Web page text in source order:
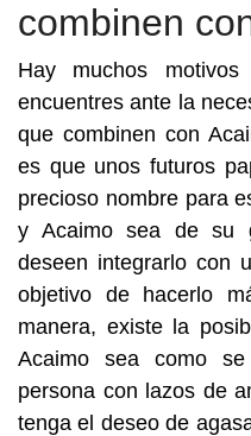
combinen
Hay muchos
encuentres ante la
que combinen con
es que unos futuros
precioso nombre para
y Acaimo sea de su
deseen integrarlo con
objetivo de hacerlo
manera, existe la
Acaimo sea como
persona con lazos de
tenga el deseo de